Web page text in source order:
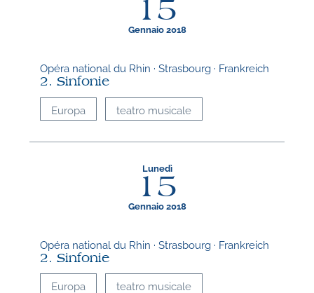
15
Gennaio 2018
Opéra national du Rhin · Strasbourg · Frankreich
2. Sinfonie
Europa teatro musicale
Lunedì
15
Gennaio 2018
Opéra national du Rhin · Strasbourg · Frankreich
2. Sinfonie
Europa teatro musicale